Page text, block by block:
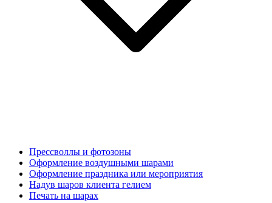
Прессволлы и фотозоны
Оформление воздушными шарами
Оформление праздника или мероприятия
Надув шаров клиента гелием
Печать на шарах